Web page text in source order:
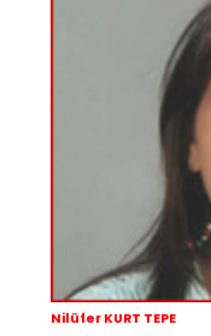
Nilüfer KURT TEPE